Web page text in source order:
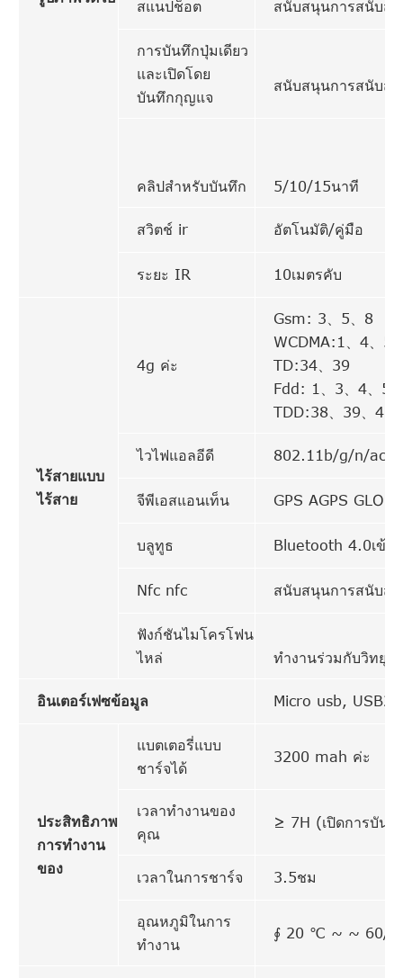
สแนปช็อต สนับสนุนการสนับส
การบันทึกปุ่มเดียว
และเปิดโดย
บันทึกกุญแจ
สนับสนุนการสนับส
คลิปสำหรับบันทึก 5/10/15นาที
สวิตช์ ir อัตโนมัติ/คู่มือ
ระยะ IR 10เมตรคับ
ไร้สายแบบ
ไร้สาย
4g ค่ะ
Gsm: 3、5、8
WCDMA:1、4、5
TD:34、39
Fdd: 1、3、4、5
TDD:38、39、40
ไวไฟแอลอีดี 802.11b/g/n/ac,
จีพีเอสแอนเท็น GPS AGPS
บลูทูธ Bluetooth 4.0เข้า
Nfc nfc สนับสนุนการสนับส
ฟังก์ชันไมโครโฟน
ไหล่
ทำงานร่วมกับวิทยุส
อินเตอร์เฟซข้อมูล Micro usb,
ประสิทธิภาพ
การทำงาน
ของ
แบตเตอรี่แบบ
ชาร์จได้
3200 mah ค่ะ
เวลาทำงานของ
คุณ
≥ 7H (เปิดการบันทึ
เวลาในการชาร์จ 3.5ชม
อุณหภูมิในการ
ทำงาน
∮ 20 ℃ ~ ~ 60/